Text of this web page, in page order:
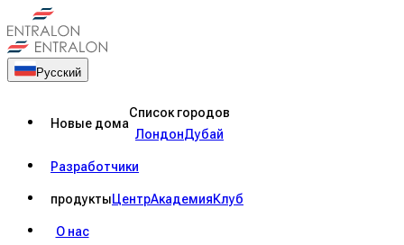
Русский
Новые дома
Список городов
ЛондонДубай
Разработчики
продуктыЦентрАкадемияКлуб
О нас